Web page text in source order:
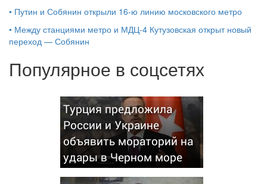
• Путин и Собянин открыли 16-ю линию московского метро
• Между станциями метро и МДЦ-4 Кутузовская открыт новый
переход — Собянин
Популярное в соцсетях
Турция предложила
России и Украине
объявить мораторий на
удары в Черном море